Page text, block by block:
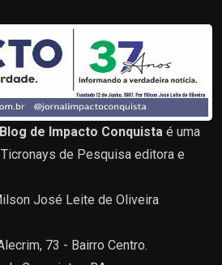
de Impacto Conquista é uma
de Pesquisa editora e
José Leite de Oliveira
73 - Bairro Centro.